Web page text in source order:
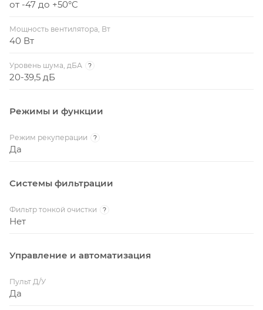
от -47 до +50°C
Мощность вентилятора, Вт
40 Вт
Уровень шума, дБА ?
20-39,5 дБ
Режимы и функции
Режим рекуперации ?
Да
Системы фильтрации
Фильтр тонкой очистки ?
Нет
Управление и автоматизация
Пульт Д/У
Да